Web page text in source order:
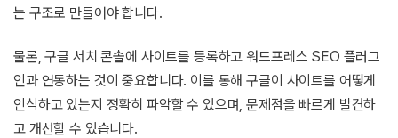
는 구조로 만들어야 합니다.
물론, 구글 서치 콘솔에 사이트를 등록하고 워드프레스 SEO 플러그
인과 연동하는 것이 중요합니다. 이를 통해 구글이 사이트를 어떻게
인식하고 있는지 정확히 파악할 수 있으며, 문제점을 빠르게 발견하
고 개선할 수 있습니다.